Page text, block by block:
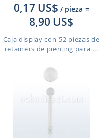
0,17 US$ / pieza =
8,90 US$
Caja display con 52 piezas de
retainers de piercing para ...